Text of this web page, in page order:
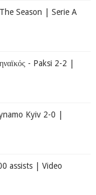
Season | Serie A
- Paksi 2-2 |
Kyiv 2-0 |
assists | Video